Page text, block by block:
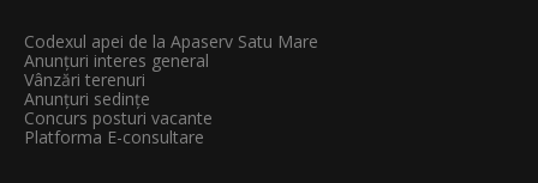
Codexul apei de la Apaserv Satu Mare
Anunțuri interes general
Vânzări terenuri
Anunțuri sedințe
Concurs posturi vacante
Platforma E-consultare